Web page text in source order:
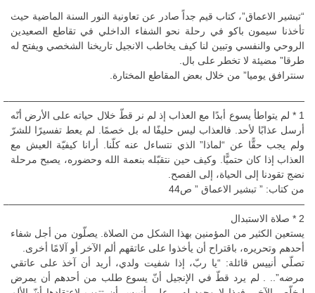
“تبشير الاعماق”، كتاب قيم جداً صادر عن تعاونية النور السنة الماضية حيث
تأخذنا سيمون باكو في رحلة نحو الشفاء الداخلي في تقاطع الصعيدين
الروحي والنفسي وتبين لنا كيف يخاطب الانجيل تاريخنا الشخصي ويفتح له
طرقا” مضيئة لا تخطر على بال.
سنترافق يوميا” من خلال بعض المقاطع المختارة.
——————————————————————————————–
1 * لم يتواطأ يسوع أبدًا مع العذاب إذ لم نر قطّ خلال حياته على الأرض أنّه
أرسل عذابًا لأحد. فالعذاب ليس حليفًا له بل خصمًا. لم يعط تفسيرًا للشرّ
ولم يجب حقًّا عن “لماذا” الذي نتساءل عنه كلّنا. أرانا كيفيّة العيش مع
العذاب إذا كان حتميًّا. وكيف حين نتقبّله بنعمة الله وحضوره، يصبح مرحلة
نضج تقودنا إلى الحياة، إلى الفصح.
من كتاب: ” تبشير الاعماق ” ص44
——————————————————————————————–
2 * صلاة الاستبدال
يستعين الكثير من المؤمنين بهذا الشكل من الصلاة. يصلّون من أجل شفاء
أحدهم وتحريره، باقتراح أن يأخذوا على عاتقهم ألم الآخر أو آلامًا أخرى.
تصلّي أنييس قائلة: “يا ربّ، إذا شفيت ولدي، أريد أن آخذ على عاتقي
مرضه”.. . لم يرد قطّ في الإنجيل أنّ يسوع طلب من أحدهم أن يمرض